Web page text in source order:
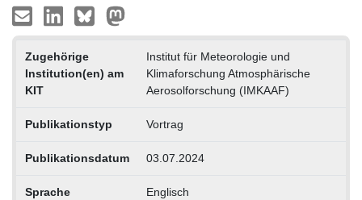
Zugehörige
Institution(en) am
KIT
Institut für Meteorologie und
Klimaforschung Atmosphärische
Aerosolforschung (IMKAAF)
Publikationstyp Vortrag
Publikationsdatum 03.07.2024
Sprache Englisch